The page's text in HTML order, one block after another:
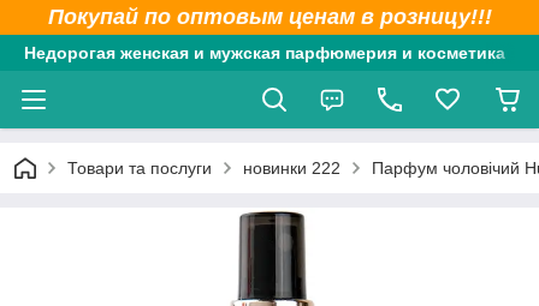
Покупай по оптовым ценам в розницу!!!
Недорогая женская и мужская парфюмерия и косметика
Товари та послуги новинки 222 Парфум чоловічий